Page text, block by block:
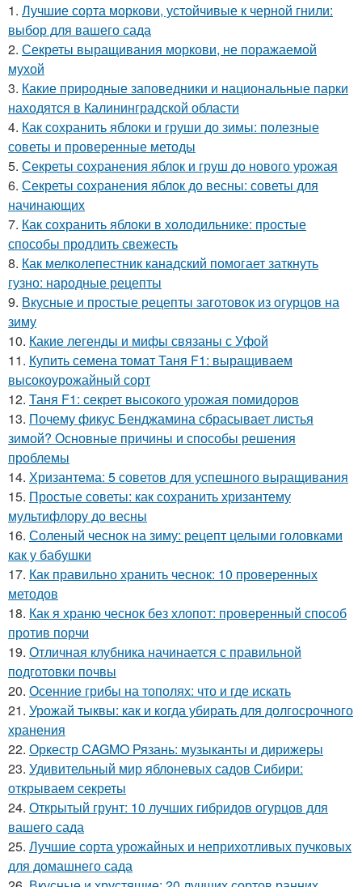
1. Лучшие сорта моркови, устойчивые к черной гнили:
выбор для вашего сада
2. Секреты выращивания моркови, не поражаемой
мухой
3. Какие природные заповедники и национальные парки
находятся в Калининградской области
4. Как сохранить яблоки и груши до зимы: полезные
советы и проверенные методы
5. Секреты сохранения яблок и груш до нового урожая
6. Секреты сохранения яблок до весны: советы для
начинающих
7. Как сохранить яблоки в холодильнике: простые
способы продлить свежесть
8. Как мелколепестник канадский помогает заткнуть
гузно: народные рецепты
9. Вкусные и простые рецепты заготовок из огурцов на
зиму
10. Какие легенды и мифы связаны с Уфой
11. Купить семена томат Таня F1: выращиваем
высокоурожайный сорт
12. Таня F1: секрет высокого урожая помидоров
13. Почему фикус Бенджамина сбрасывает листья
зимой? Основные причины и способы решения
проблемы
14. Хризантема: 5 советов для успешного выращивания
15. Простые советы: как сохранить хризантему
мультифлору до весны
16. Соленый чеснок на зиму: рецепт целыми головками
как у бабушки
17. Как правильно хранить чеснок: 10 проверенных
методов
18. Как я храню чеснок без хлопот: проверенный способ
против порчи
19. Отличная клубника начинается с правильной
подготовки почвы
20. Осенние грибы на тополях: что и где искать
21. Урожай тыквы: как и когда убирать для долгосрочного
хранения
22. Оркестр CAGMO Рязань: музыканты и дирижеры
23. Удивительный мир яблоневых садов Сибири:
открываем секреты
24. Открытый грунт: 10 лучших гибридов огурцов для
вашего сада
25. Лучшие сорта урожайных и неприхотливых пучковых
для домашнего сада